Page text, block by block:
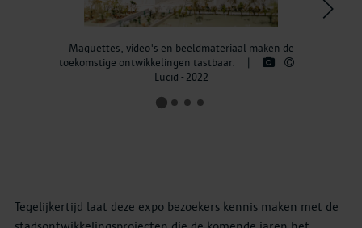
Maquettes, video's en beeldmateriaal maken de
toekomstige ontwikkelingen tastbaar.
Lucid - 2022
>
Tegelijkertijd laat deze expo bezoekers kennis maken met de